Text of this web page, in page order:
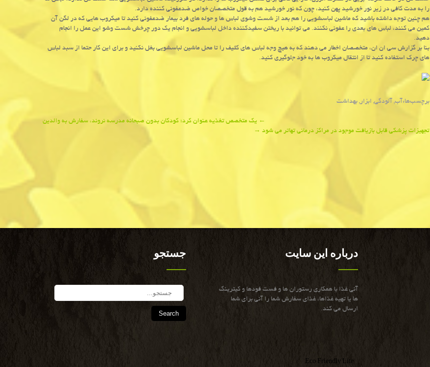
را به مدت كافی در زیر نور خورشید پهن كنید، چون كه نور خورشید هم به قول متخصصان خواص ضدعفونی كننده دارد.
هم چنین توجه داشته باشید كه ماشین لباسشویی را هم بعد از شست وشوی لباس ها و حوله های فرد بیمار ضدعفونی كنید تا میكروب هایی كه در لگن آن
كمین می كنند، لباس های بعدی را عفونی نكنند. می توانید با ریختن سفیدكننده داخل لباسشویی و انجام یك دور چرخش شست وشو این عمل را انجام
دهید.
بنا بر گزارش سی ان ان، متخصصان اخطار می دهند كه به هیچ وجه لباس های كثیف را تا محل ماشین لباسشویی بغل نكنید و برای این كار حتما از سبد لباس
های چرك استفاده كنید تا از انتقال میكروب ها به خود جلوگیری كنید.
برچسب‌ها: آب, آلودگی, ابزار, بهداشت
navigation
← یك متخصص تغذیه عنوان كرد؛ كودكان بدون صبحانه مدرسه نروند، سفارش به والدین
تجهیزات پزشكی قابل بازیافت موجود در مراكز درمانی تهاتر می شود →
جستجو درباره این سایت
آنی غذا با همكاری رستوران ها و فست فودها و كیترینگ
ها یا تهیه غذاها، غذای سفارش شما را آنی برای شما
ارسال می كند.
Eco Friendly Lite